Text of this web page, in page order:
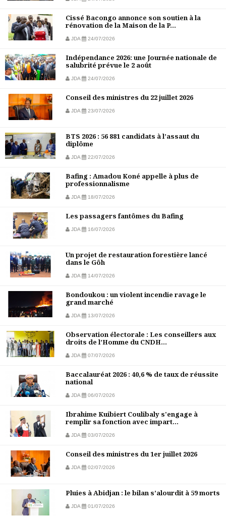
Cissé Bacongo annonce son soutien à la
rénovation de la Maison de la P...
JDA 24/07/2026
Indépendance 2026: une Journée nationale de
salubrité prévue le 2 août
JDA 24/07/2026
Conseil des ministres du 22 juillet 2026
JDA 23/07/2026
BTS 2026 : 56 881 candidats à l’assaut du
diplôme
JDA 22/07/2026
Bafing : Amadou Koné appelle à plus de
professionnalisme
JDA 18/07/2026
Les passagers fantômes du Bafing
JDA 16/07/2026
Un projet de restauration forestière lancé
dans le Gôh
JDA 14/07/2026
Bondoukou : un violent incendie ravage le
grand marché
JDA 13/07/2026
Observation électorale : Les conseillers aux
droits de l’Homme du CNDH...
JDA 07/07/2026
Baccalauréat 2026 : 40,6 % de taux de réussite
national
JDA 06/07/2026
Ibrahime Kuibiert Coulibaly s'engage à
remplir sa fonction avec impart...
JDA 03/07/2026
Conseil des ministres du 1er juillet 2026
JDA 02/07/2026
Pluies à Abidjan : le bilan s’alourdit à 59 morts
JDA 01/07/2026